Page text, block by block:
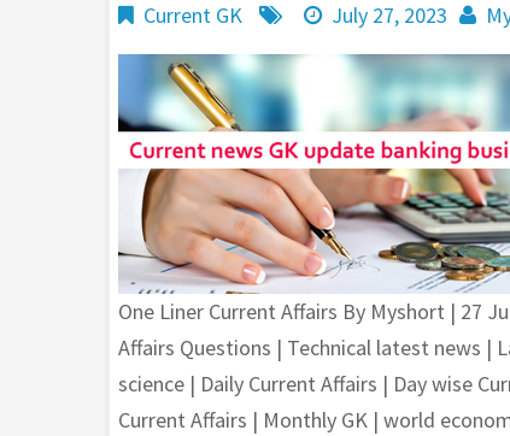
Current GK July 27, 2023
One Liner Current Affairs By Myshort | 27
Affairs Questions | Technical latest news
science | Daily Current Affairs | Day wise
Current Affairs | Monthly GK | world